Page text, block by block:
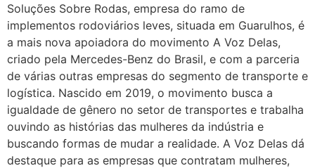
Soluções Sobre Rodas, empresa do ramo de
implementos rodoviários leves, situada em Guarulhos, é
a mais nova apoiadora do movimento A Voz Delas,
criado pela Mercedes-Benz do Brasil, e com a parceria
de várias outras empresas do segmento de transporte e
logística. Nascido em 2019, o movimento busca a
igualdade de gênero no setor de transportes e trabalha
ouvindo as histórias das mulheres da indústria e
buscando formas de mudar a realidade. A Voz Delas dá
destaque para as empresas que contratam mulheres,